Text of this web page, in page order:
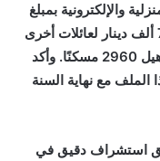
المنزلية والإلكترونية بمبلغ
250 ألف دينار لكل عائلة، كما تم منح 700 ألف دينار لعائلات أخرى
تضررت جراء الفيضانات في إطار عملية تأهيل 2960 مسكنًا. وأكد
مع نهاية السنة
استشراف دقيق في